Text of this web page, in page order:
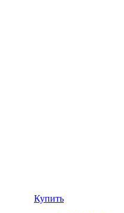
Купить